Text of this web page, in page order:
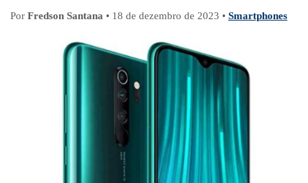
Por Fredson Santana • 18 de dezembro de 2023 • Smartphones